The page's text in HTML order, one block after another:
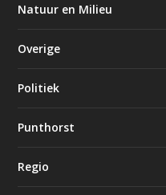
Natuur en Milieu
Overige
Politiek
Punthorst
Regio